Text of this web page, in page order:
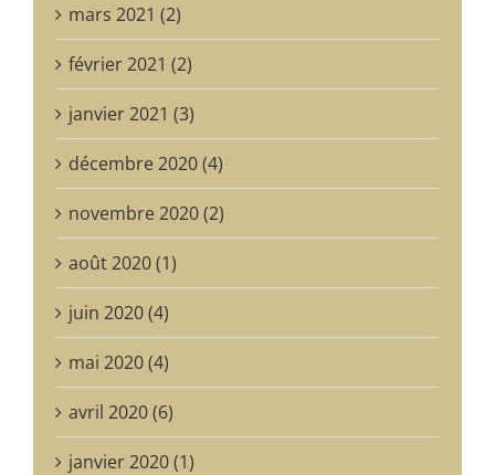
mars 2021 (2)
février 2021 (2)
janvier 2021 (3)
décembre 2020 (4)
novembre 2020 (2)
août 2020 (1)
juin 2020 (4)
mai 2020 (4)
avril 2020 (6)
janvier 2020 (1)